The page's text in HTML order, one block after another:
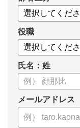
・OKRの運用を助け
についてまとめまし
役職
氏名：姓
メールアドレス